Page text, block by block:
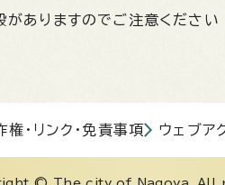
ありますのでご注意ください
権・リンク・免責事項 ウェブア